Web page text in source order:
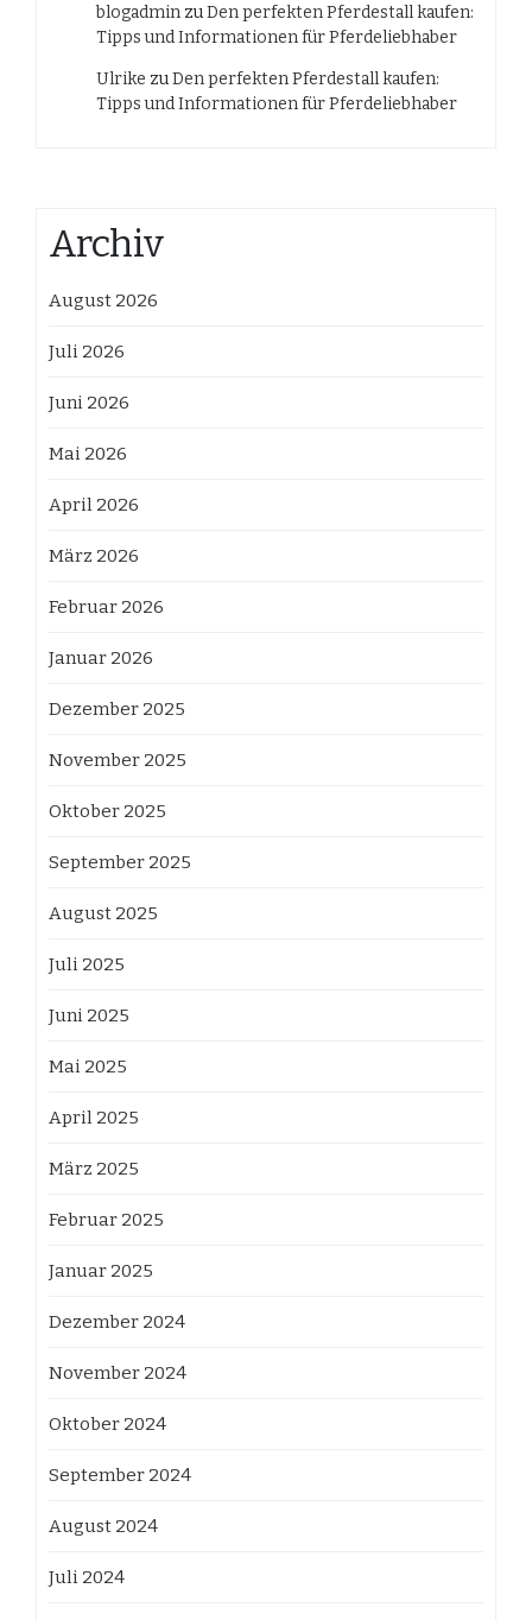
blogadmin zuDen perfekten Pferdestall kaufen:
Tipps und Informationen für Pferdeliebhaber
Ulrike zuDen perfekten Pferdestall kaufen:
Tipps und Informationen für Pferdeliebhaber
Archiv
August 2026
Juli 2026
Juni 2026
Mai 2026
April 2026
März 2026
Februar 2026
Januar 2026
Dezember 2025
November 2025
Oktober 2025
September 2025
August 2025
Juli 2025
Juni 2025
Mai 2025
April 2025
März 2025
Februar 2025
Januar 2025
Dezember 2024
November 2024
Oktober 2024
September 2024
August 2024
Juli 2024